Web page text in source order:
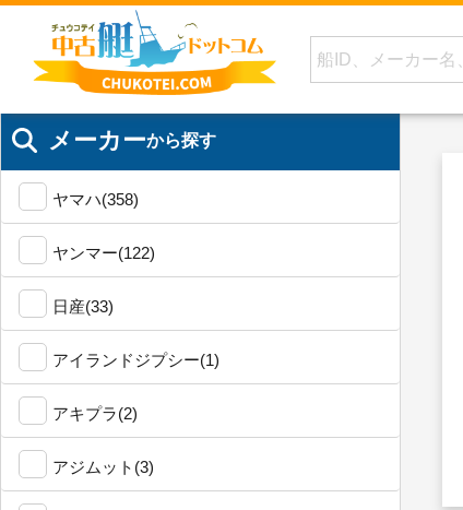
メーカーから探す
ヤマハ(358)
ヤンマー(122)
日産(33)
アイランドジプシー(1)
アキプラ(2)
アジムット(3)